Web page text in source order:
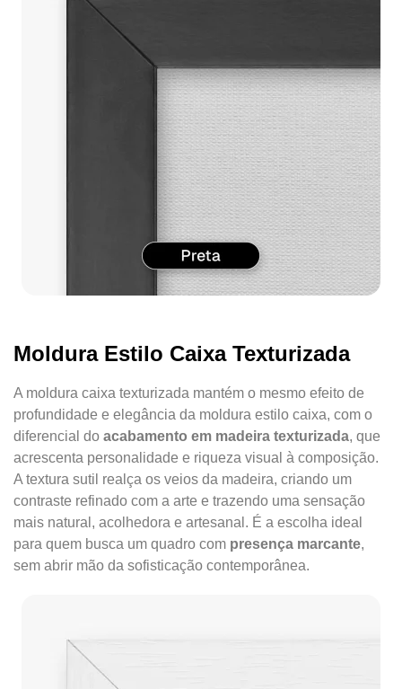
Moldura Estilo Caixa Texturizada
A moldura caixa texturizada mantém o mesmo efeito de
profundidade e elegância da moldura estilo caixa, com o
diferencial do acabamento em madeira texturizada, que
acrescenta personalidade e riqueza visual à composição.
A textura sutil realça os veios da madeira, criando um
contraste refinado com a arte e trazendo uma sensação
mais natural, acolhedora e artesanal. É a escolha ideal
para quem busca um quadro com presença marcante,
sem abrir mão da sofisticação contemporânea.